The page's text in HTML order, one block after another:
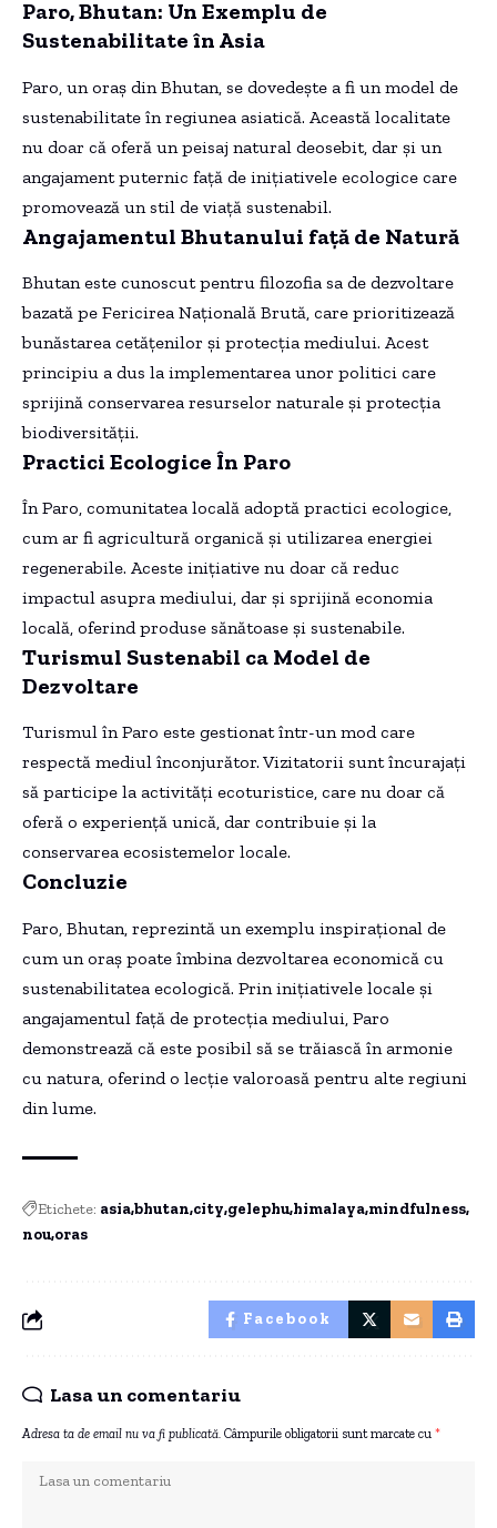
Paro, Bhutan: Un Exemplu de
Sustenabilitate în Asia
Paro, un oraș din Bhutan, se dovedește a fi un model de
sustenabilitate în regiunea asiatică. Această localitate
nu doar că oferă un peisaj natural deosebit, dar și un
angajament puternic față de inițiativele ecologice care
promovează un stil de viață sustenabil.
Angajamentul Bhutanului față de Natură
Bhutan este cunoscut pentru filozofia sa de dezvoltare
bazată pe Fericirea Națională Brută, care prioritizează
bunăstarea cetățenilor și protecția mediului. Acest
principiu a dus la implementarea unor politici care
sprijină conservarea resurselor naturale și protecția
biodiversității.
Practici Ecologice În Paro
În Paro, comunitatea locală adoptă practici ecologice,
cum ar fi agricultură organică și utilizarea energiei
regenerabile. Aceste inițiative nu doar că reduc
impactul asupra mediului, dar și sprijină economia
locală, oferind produse sănătoase și sustenabile.
Turismul Sustenabil ca Model de
Dezvoltare
Turismul în Paro este gestionat într-un mod care
respectă mediul înconjurător. Vizitatorii sunt încurajați
să participe la activități ecoturistice, care nu doar că
oferă o experiență unică, dar contribuie și la
conservarea ecosistemelor locale.
Concluzie
Paro, Bhutan, reprezintă un exemplu inspirațional de
cum un oraș poate îmbina dezvoltarea economică cu
sustenabilitatea ecologică. Prin inițiativele locale și
angajamentul față de protecția mediului, Paro
demonstrează că este posibil să se trăiască în armonie
cu natura, oferind o lecție valoroasă pentru alte regiuni
din lume.
Etichete: asiabhutan city gelephu himalaya mindfulness
nou oras
Facebook
Lasa un comentariu
Adresa ta de email nu va fi publicată. Câmpurile obligatorii sunt marcate cu *